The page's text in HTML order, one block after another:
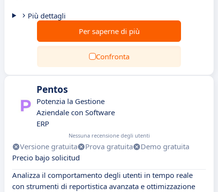
Più dettagli
Per saperne di più
Confronta
Pentos
Potenzia la Gestione
Aziendale con Software
ERP
Nessuna recensione degli utenti
Versione gratuita Prova gratuita
Demo gratuita
Precio bajo solicitud
Analizza il comportamento degli utenti in tempo reale
con strumenti di reportistica avanzata e ottimizzazione